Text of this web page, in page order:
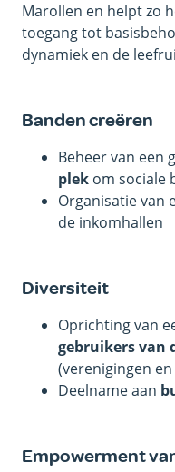
Marollen en helpt zo
toegang tot
dynamiek en de
Banden creëren
Beheer van een
plek om sociale
Organisatie van
de inkomhallen
Diversiteit
Oprichting van
gebruikers van
(verenigingen
Deelname aan
Empowerment